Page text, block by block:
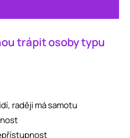
trápit osoby typu
raději má samotu